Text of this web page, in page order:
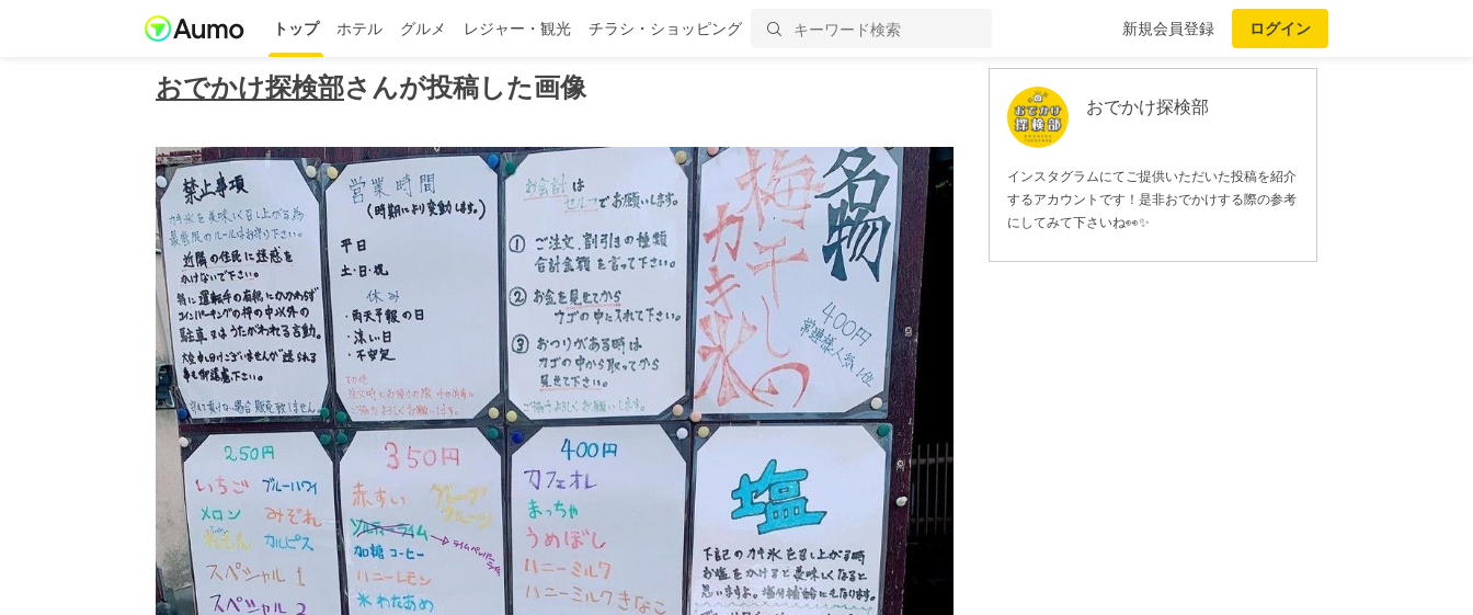
トップ ホテル グルメ レジャー・観光 チラシ・ショッピング 新規会員登録 ログイン
おでかけ探検部さんが投稿した画像
おでかけ探検部
インスタグラムにてご提供いただいた投稿を紹介
するアカウントです！是非おでかけする際の参考
にしてみて下さいね👀✨